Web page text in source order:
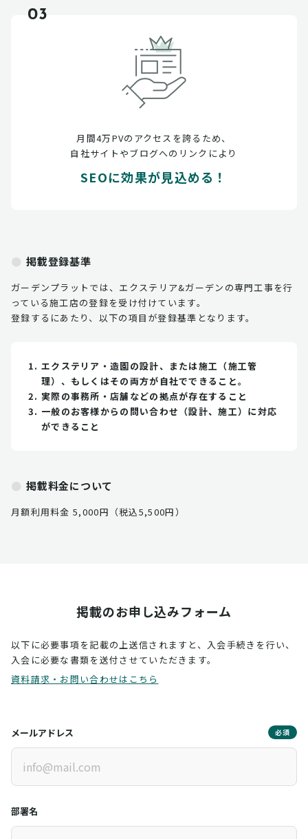
03
月間4万PVのアクセスを誇るため、
自社サイトやブログへのリンクにより
SEOに効果が見込める！
掲載登録基準
ガーデンプラットでは、エクステリア&ガーデンの専門工事を行
っている施工店の登録を受け付けています。
登録するにあたり、以下の項目が登録基準となります。
エクステリア・造園の設計、または施工（施工管
理）、もしくはその両方が自社でできること。
実際の事務所・店舗などの拠点が存在すること
一般のお客様からの問い合わせ（設計、施工）に対応
ができること
掲載料金について
月額利用料金 5,000円（税込5,500円）
掲載のお申し込みフォーム
以下に必要事項を記載の上送信されますと、入会手続きを行い、
入会に必要な書類を送付させていただきます。
資料請求・お問い合わせはこちら
メールアドレス 必須
部署名